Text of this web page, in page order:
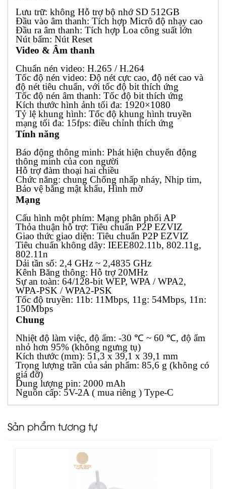
Lưu trữ: không Hỗ trợ bộ nhớ SD 512GB
Đầu vào âm thanh: Tích hợp Micrô độ nhạy cao
Đầu ra âm thanh: Tích hợp Loa công suất lớn
Nút bấm: Nút Reset
Video & Âm thanh
Chuẩn nén video: H.265 / H.264
Tốc độ nén video: Độ nét cực cao, độ nét cao và
độ nét tiêu chuẩn, với tốc độ bit thích ứng
Tốc độ nén âm thanh: Tốc độ bit thích ứng
Kích thước hình ảnh tối đa: 1920×1080
Tỷ lệ khung hình: Tốc độ khung hình truyền
mạng tối đa: 15fps: điều chỉnh thích ứng
Tính năng
Báo động thông minh: Phát hiện chuyển động
thông minh của con người
Hỗ trợ đàm thoại hai chiều
Chức năng: chung Chống nhấp nháy, Nhịp tim,
Bảo vệ bằng mật khẩu, Hình mờ
Mạng
Cấu hình một phím: Mạng phân phối AP
Thỏa thuận hỗ trợ: Tiêu chuẩn P2P EZVIZ
Giao thức giao diện: Tiêu chuẩn P2P EZVIZ
Tiêu chuẩn không dây: IEEE802.11b, 802.11g,
802.11n
Dải tần số: 2,4 GHz ~ 2,4835 GHz
Kênh Băng thông: Hỗ trợ 20MHz
Sự an toàn: 64/128-bit WEP, WPA / WPA2,
WPA-PSK / WPA2-PSK
Tốc độ truyền: 11b: 11Mbps, 11g: 54Mbps, 11n:
150Mbps
Chung
Nhiệt độ làm việc, độ ẩm: -30 ℃ ~ 60 ℃, độ ẩm
nhỏ hơn 95% (không ngưng tụ)
Kích thước (mm): 51,3 x 39,1 x 39,1 mm
Trọng lượng trần của sản phẩm: 85,6 g (không có
giá đỡ)
Dung lượng pin: 2000 mAh
Nguồn cấp: 5V-2A ( mua riêng ) Type-C
Sản phẩm tương tự